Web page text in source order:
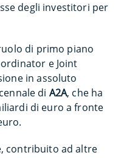
degli investitori per
di primo piano
e Joint
in assoluto
di A2A, che ha
di euro a fronte
contribuito ad altre